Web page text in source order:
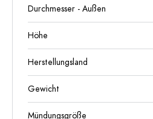
Durchmesser - Außen
Höhe
Herstellungsland
Gewicht
Mündungsgröße